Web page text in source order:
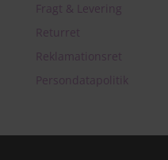
Fragt & Levering
Returret
Reklamationsret
Persondatapolitik